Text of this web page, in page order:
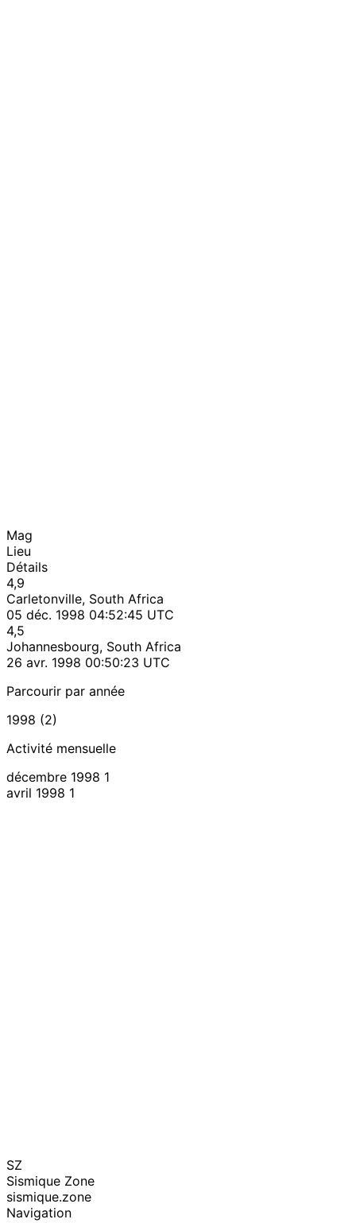
Mag
Lieu
Détails
4,9
Carletonville, South Africa
05 déc. 1998 04:52:45 UTC
4,5
Johannesbourg, South Africa
26 avr. 1998 00:50:23 UTC
Parcourir par année
1998 (2)
Activité mensuelle
décembre 1998 1
avril 1998 1
SZ
Sismique Zone
sismique.zone
Navigation